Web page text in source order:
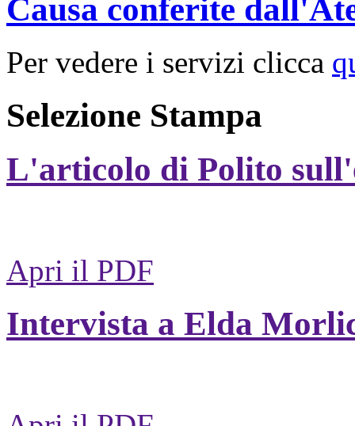
Causa conferite
Per vedere i servizi clicca
Selezione Stampa
L'articolo di Polito
Apri il PDF
Intervista a Elda